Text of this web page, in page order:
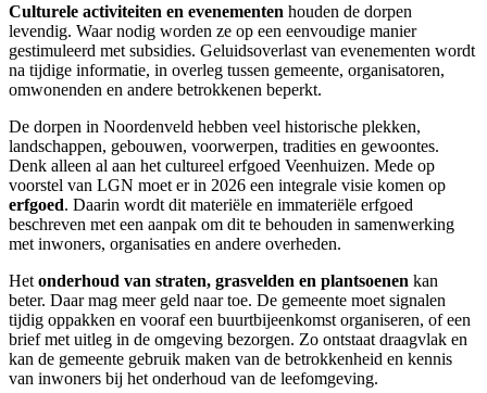
Culturele activiteiten en evenementen houden de dorpen
levendig. Waar nodig worden ze op een eenvoudige manier
gestimuleerd met subsidies. Geluidsoverlast van evenementen wordt
na tijdige informatie, in overleg tussen gemeente, organisatoren,
omwonenden en andere betrokkenen beperkt.
De dorpen in Noordenveld hebben veel historische plekken,
landschappen, gebouwen, voorwerpen, tradities en gewoontes.
Denk alleen al aan het cultureel erfgoed Veenhuizen. Mede op
voorstel van LGN moet er in 2026 een integrale visie komen op
erfgoed. Daarin wordt dit materiële en immateriële erfgoed
beschreven met een aanpak om dit te behouden in samenwerking
met inwoners, organisaties en andere overheden.
Het onderhoud van straten, grasvelden en plantsoenen kan
beter. Daar mag meer geld naar toe. De gemeente moet signalen
tijdig oppakken en vooraf een buurtbijeenkomst organiseren, of een
brief met uitleg in de omgeving bezorgen. Zo ontstaat draagvlak en
kan de gemeente gebruik maken van de betrokkenheid en kennis
van inwoners bij het onderhoud van de leefomgeving.